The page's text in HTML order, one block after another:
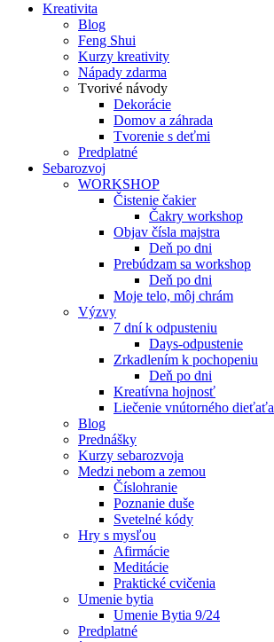
Kreativita
Blog
Feng Shui
Kurzy kreativity
Nápady zdarma
Tvorivé návody
Dekorácie
Domov a záhrada
Tvorenie s deťmi
Predplatné
Sebarozvoj
WORKSHOP
Čistenie čakier
Čakry workshop
Objav čísla majstra
Deň po dni
Prebúdzam sa workshop
Deň po dni
Moje telo, môj chrám
Výzvy
7 dní k odpusteniu
Days-odpustenie
Zrkadlením k pochopeniu
Deň po dni
Kreatívna hojnosť
Liečenie vnútorného dieťaťa
Blog
Prednášky
Kurzy sebarozvoja
Medzi nebom a zemou
Číslohranie
Poznanie duše
Svetelné kódy
Hry s mysľou
Afirmácie
Meditácie
Praktické cvičenia
Umenie bytia
Umenie Bytia 9/24
Predplatné